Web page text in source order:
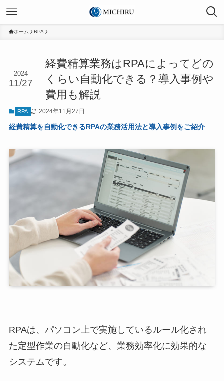
ホーム RPA
経費精算業務はRPAによってどの
くらい自動化できる？導入事例や
費用も解説
2024
11/27
RPA 2024年11月27日
経費精算を自動化できるRPAの業務活用法と導入事例をご紹介
RPAは、パソコン上で実施しているルール化され
た定型作業の自動化など、業務効率化に効果的な
システムです。